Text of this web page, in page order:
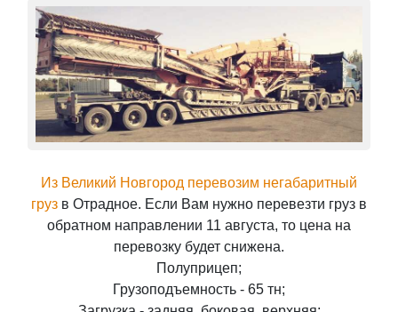
Из Великий Новгород перевозим негабаритный
груз в Отрадное. Если Вам нужно перевезти груз в
обратном направлении 11 августа, то цена на
перевозку будет снижена.
Полуприцеп;
Грузоподъемность - 65 тн;